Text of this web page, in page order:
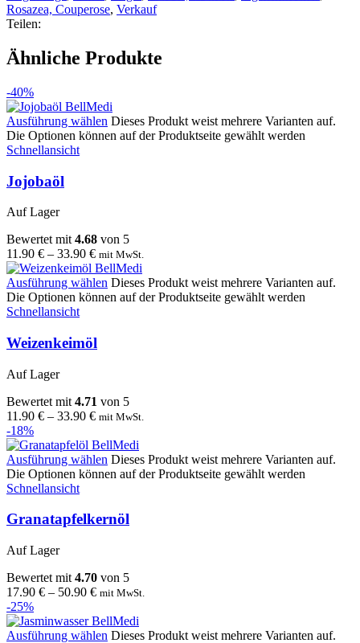
Rosazea, Couperose, Verkauf
Teilen:
Ähnliche Produkte
-40%
Ausführung wählen Dieses Produkt weist mehrere Varianten auf.
Die Optionen können auf der Produktseite gewählt werden
Schnellansicht
Jojobaöl
Auf Lager
Bewertet mit 4.68 von 5
11.90 € – 33.90 € mit MwSt.
Ausführung wählen Dieses Produkt weist mehrere Varianten auf.
Die Optionen können auf der Produktseite gewählt werden
Schnellansicht
Weizenkeimöl
Auf Lager
Bewertet mit 4.71 von 5
11.90 € – 33.90 € mit MwSt.
-18%
Ausführung wählen Dieses Produkt weist mehrere Varianten auf.
Die Optionen können auf der Produktseite gewählt werden
Schnellansicht
Granatapfelkernöl
Auf Lager
Bewertet mit 4.70 von 5
17.90 € – 50.90 € mit MwSt.
-25%
Ausführung wählen Dieses Produkt weist mehrere Varianten auf.